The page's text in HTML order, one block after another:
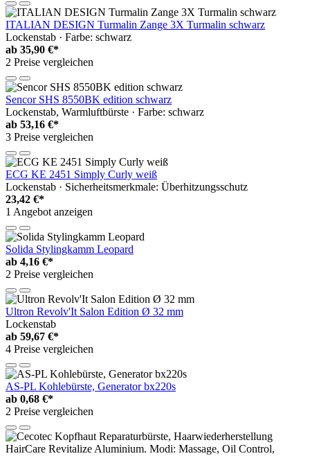
ITALIAN DESIGN Turmalin Zange 3X Turmalin schwarz
Lockenstab · Farbe: schwarz
ab 35,90 €*
2 Preise vergleichen
Sencor SHS 8550BK edition schwarz
Lockenstab, Warmluftbürste · Farbe: schwarz
ab 53,16 €*
3 Preise vergleichen
ECG KE 2451 Simply Curly weiß
Lockenstab · Sicherheitsmerkmale: Überhitzungsschutz
23,42 €*
1 Angebot anzeigen
Solida Stylingkamm Leopard
ab 4,16 €*
2 Preise vergleichen
Ultron Revolv'It Salon Edition Ø 32 mm
Lockenstab
ab 59,67 €*
4 Preise vergleichen
AS-PL Kohlebürste, Generator bx220s
ab 0,68 €*
2 Preise vergleichen